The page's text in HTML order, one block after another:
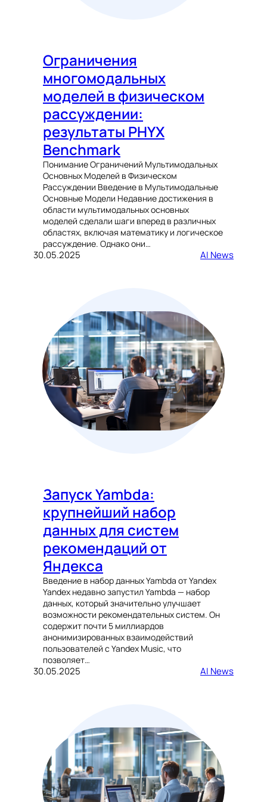
Ограничения
многомодальных
моделей в физическом
рассуждении:
результаты PHYX
Benchmark
Понимание Ограничений Мультимодальных
Основных Моделей в Физическом
Рассуждении Введение в Мультимодальные
Основные Модели Недавние достижения в
области мультимодальных основных
моделей сделали шаги вперед в различных
областях, включая математику и логическое
рассуждение. Однако они…
30.05.2025 AI News
Запуск Yambda:
крупнейший набор
данных для систем
рекомендаций от
Яндекса
Введение в набор данных Yambda от Yandex
Yandex недавно запустил Yambda — набор
данных, который значительно улучшает
возможности рекомендательных систем. Он
содержит почти 5 миллиардов
анонимизированных взаимодействий
пользователей с Yandex Music, что
позволяет…
30.05.2025 AI News